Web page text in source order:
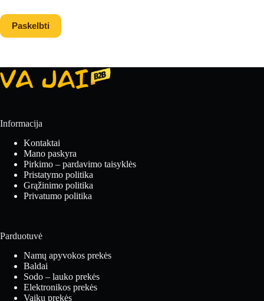
Paskelbti
Informacija
Kontaktai
Mano paskyra
Pirkimo – pardavimo taisyklės
Pristatymo politika
Grąžinimo politika
Privatumo politika
Parduotuvė
Namų apyvokos prekės
Baldai
Sodo – lauko prekės
Elektronikos prekės
Vaikų prekės